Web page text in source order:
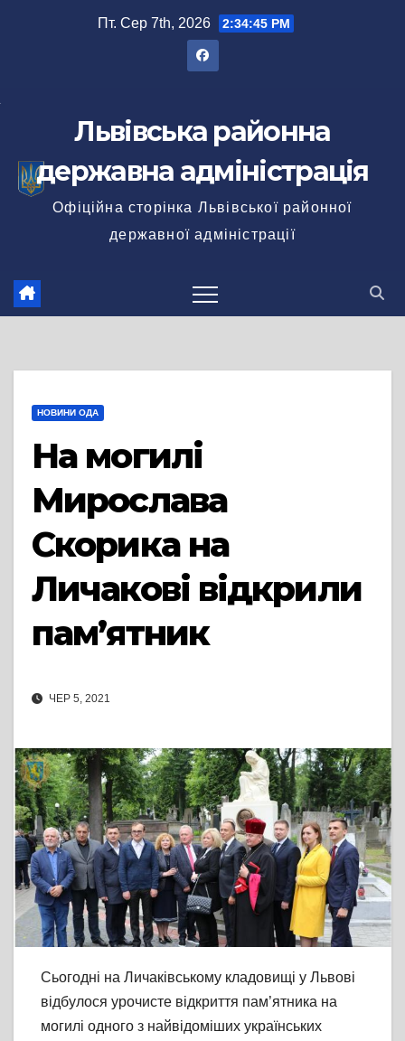
Пт. Сер 7th, 2026 2:34:46 PM
Львівська районна
державна адміністрація
Офіційна сторінка Львівської районної
державної адміністрації
НОВИНИ ОДА
На могилі
Мирослава
Скорика на
Личакові відкрили
пам’ятник
ЧЕР 5, 2021
Сьогодні на Личаківському кладовищі у Львові
відбулося урочисте відкриття пам’ятника на
могилі одного з найвідоміших українських